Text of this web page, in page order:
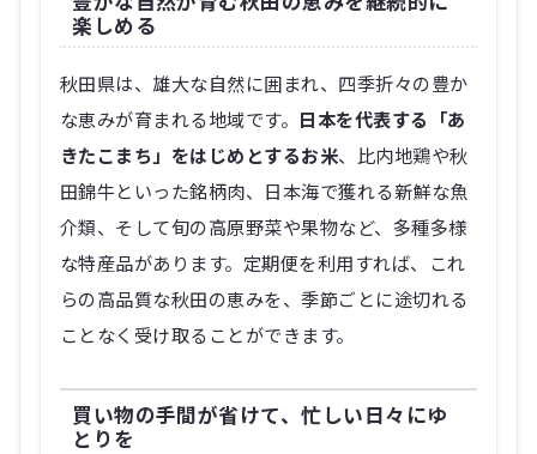
楽しめる
秋田県は、雄大な自然に囲まれ、四季折々の豊か
な恵みが育まれる地域です。 日本を代表する「あ
きたこまち」をはじめとするお米、比内地鶏や秋
田錦牛といった銘柄肉、日本海で獲れる新鮮な魚
介類、そして旬の高原野菜や果物など、多種多様
な特産品があります。定期便を利用すれば、これ
らの高品質な秋田の恵みを、季節ごとに途切れる
ことなく受け取ることができます。
買い物の手間が省けて、忙しい日々にゆ
とりを